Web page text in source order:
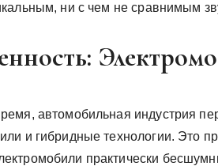
ни с чем не сравнимым
автомобильная индустрия
и гибридные технологии. Это
практически